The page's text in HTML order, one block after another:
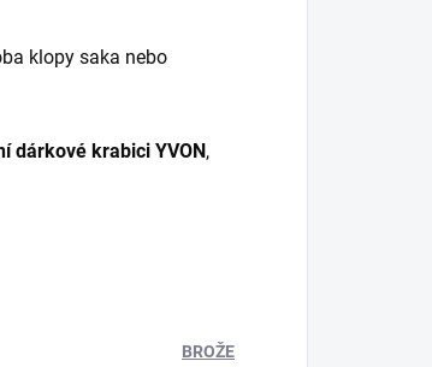
klopy saka nebo
dárkové krabici YVON ,
BROŽE